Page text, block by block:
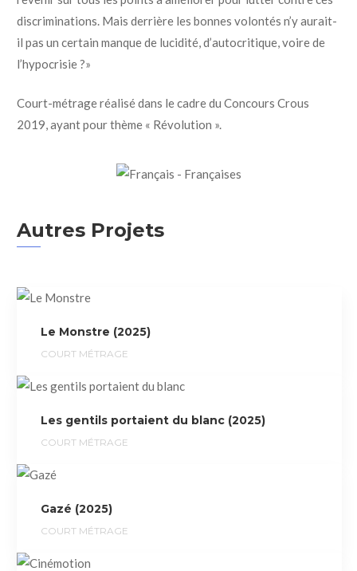
discriminations. Mais derrière les bonnes volontés n’y aurait-
il pas un certain manque de lucidité, d’autocritique, voire de
l’hypocrisie ?»
Court-métrage réalisé dans le cadre du Concours Crous
2019, ayant pour thème « Révolution ».
Autres Projets
Le Monstre (2025)
COURT MÉTRAGE
Les gentils portaient du blanc (2025)
COURT MÉTRAGE
Gazé (2025)
COURT MÉTRAGE